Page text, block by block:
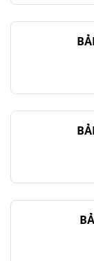
Thi-thiên -
Thi-thiên -
Thi-thiên -
Thi-thiên -
Thi-thiên -
Thi-thiên -
Thi-thiên -